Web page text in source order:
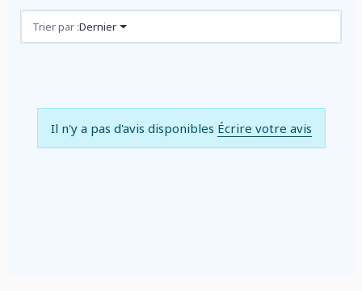
Avis (0)
Trier par :Dernier
Il n'y a pas d'avis disponibles Écrire votre avis